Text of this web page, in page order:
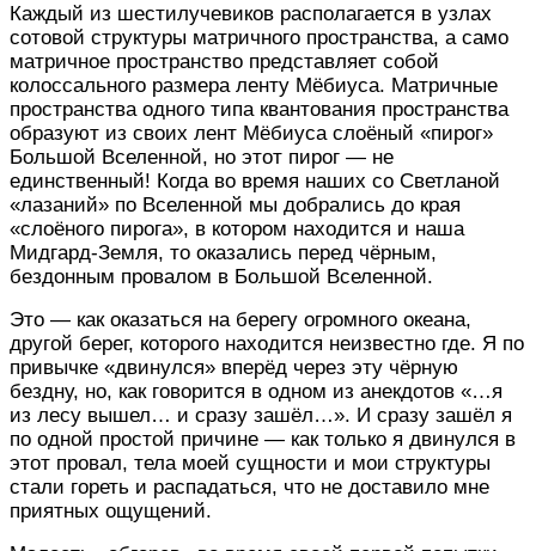
Каждый из шестилучевиков располагается в узлах
сотовой структуры матричного пространства, а само
матричное пространство представляет собой
колоссального размера ленту Мёбиуса. Матричные
пространства одного типа квантования пространства
образуют из своих лент Мёбиуса слоёный «пирог»
Большой Вселенной, но этот пирог — не
единственный! Когда во время наших со Светланой
«лазаний» по Вселенной мы добрались до края
«слоёного пирога», в котором находится и наша
Мидгард-Земля, то оказались перед чёрным,
бездонным провалом в Большой Вселенной.
Это — как оказаться на берегу огромного океана,
другой берег, которого находится неизвестно где. Я по
привычке «двинулся» вперёд через эту чёрную
бездну, но, как говорится в одном из анекдотов «…я
из лесу вышел… и сразу зашёл…». И сразу зашёл я
по одной простой причине — как только я двинулся в
этот провал, тела моей сущности и мои структуры
стали гореть и распадаться, что не доставило мне
приятных ощущений.